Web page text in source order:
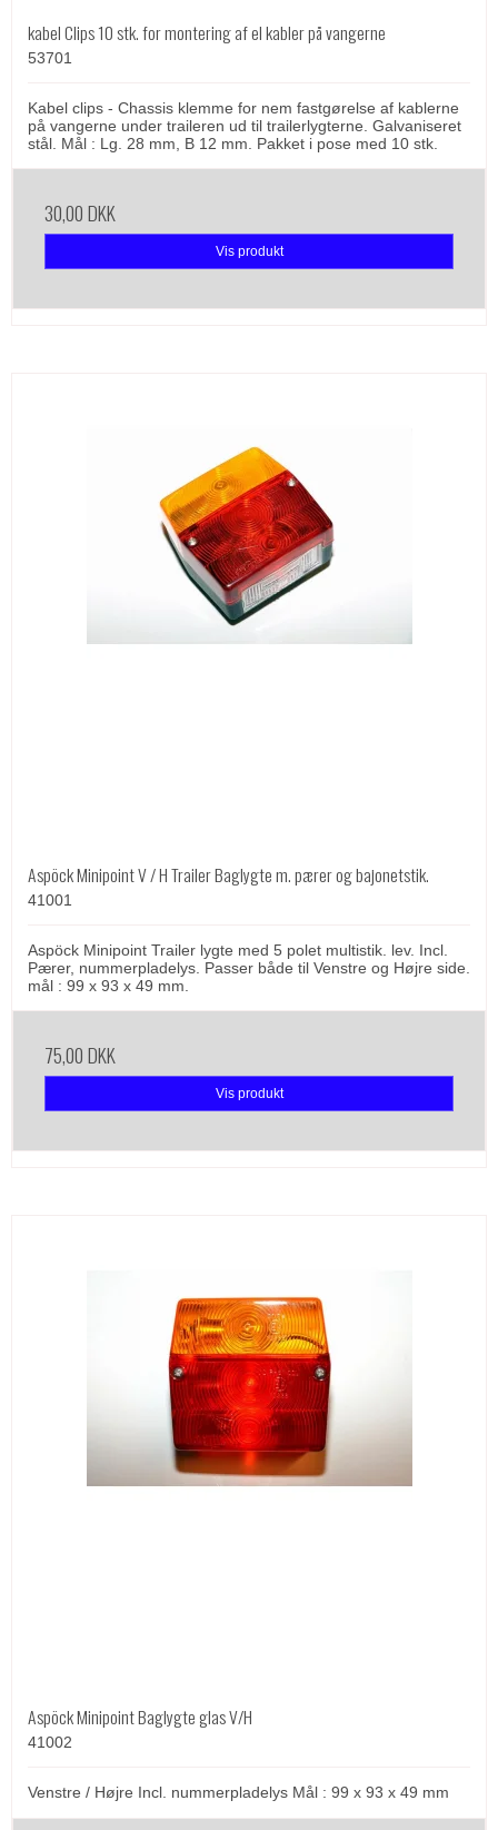
kabel Clips 10 stk. for montering af el kabler på vangerne
53701
Kabel clips - Chassis klemme for nem fastgørelse af kablerne
på vangerne under traileren ud til trailerlygterne. Galvaniseret
stål. Mål : Lg. 28 mm, B 12 mm. Pakket i pose med 10 stk.
30,00 DKK
Vis produkt
Aspöck Minipoint V / H Trailer Baglygte m. pærer og bajonetstik.
41001
Aspöck Minipoint Trailer lygte med 5 polet multistik. lev. Incl.
Pærer, nummerpladelys. Passer både til Venstre og Højre side.
mål : 99 x 93 x 49 mm.
75,00 DKK
Vis produkt
Aspöck Minipoint Baglygte glas V/H
41002
Venstre / Højre Incl. nummerpladelys Mål : 99 x 93 x 49 mm